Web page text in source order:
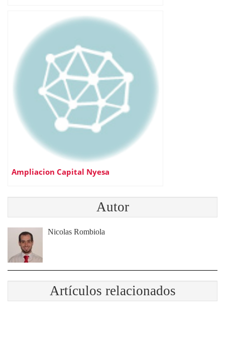
Ampliacion Capital Nyesa
Autor
Nicolas Rombiola
Artículos relacionados